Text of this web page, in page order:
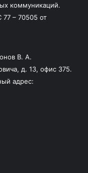
коммуникаций.
– 70505 от
В. А.
д. 13, офис 375.
адрес: